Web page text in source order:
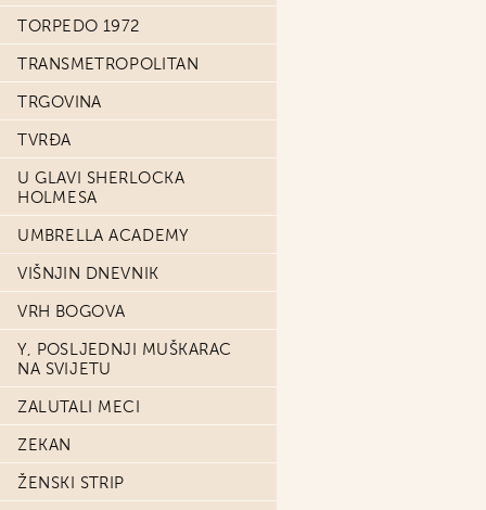
TORPEDO 1972
TRANSMETROPOLITAN
TRGOVINA
TVRĐA
U GLAVI SHERLOCKA
HOLMESA
UMBRELLA ACADEMY
VIŠNJIN DNEVNIK
VRH BOGOVA
Y, POSLJEDNJI MUŠKARAC
NA SVIJETU
ZALUTALI MECI
ZEKAN
ŽENSKI STRIP